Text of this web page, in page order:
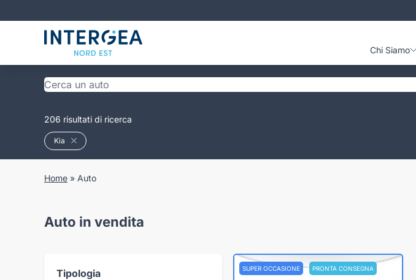
Chi Siamo
206 risultati di ricerca
Kia
Home » Auto
Auto in vendita
Tipologia SUPER OCCASIONE PRONTA CONSEGNA